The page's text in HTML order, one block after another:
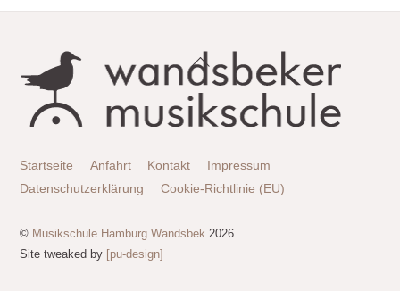
Back
To
Top
Startseite Anfahrt Kontakt
Impressum
Datenschutzerklärung
Cookie-Richtlinie (EU)
© Musikschule Hamburg Wandsbek 2026
Site tweaked by [pu-design]